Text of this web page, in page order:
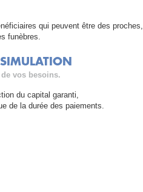
qui peuvent être des proches,
funèbres.
SIMULATION
vos besoins.
du capital garanti,
de la durée des paiements.